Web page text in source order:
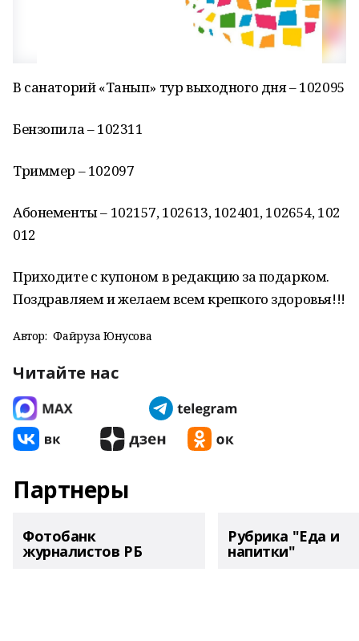
В санаторий «Танып» тур выходного дня – 102095
Бензопила – 102311
Триммер – 102097
Абонементы – 102157, 102613, 102401, 102654, 102
012
Приходите с купоном в редакцию за подарком.
Поздравляем и желаем всем крепкого здоровья!!!
Автор: Файруза Юнусова
Читайте нас
Партнеры
Фотобанк
журналистов РБ
Рубрика "Еда и
напитки"